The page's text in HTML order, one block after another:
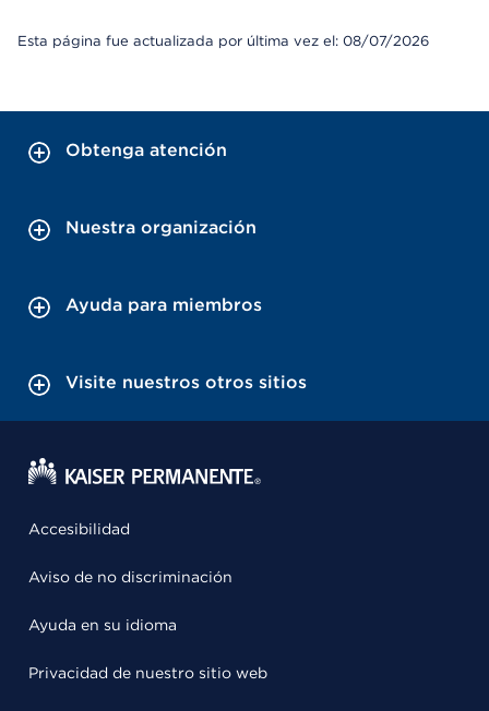
Esta página fue actualizada por última vez el: 08/07/2026
Obtenga atención
Nuestra organización
Ayuda para miembros
Visite nuestros otros sitios
Accesibilidad
Aviso de no discriminación
Ayuda en su idioma
Privacidad de nuestro sitio web